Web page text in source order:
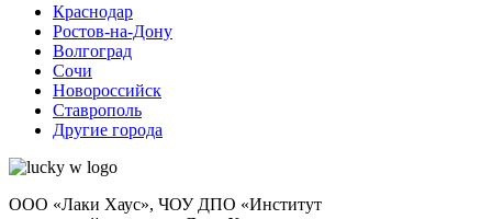
Краснодар
Ростов-на-Дону
Волгоград
Сочи
Новороссийск
Ставрополь
Другие города
ООО «Лаки Хаус», ЧОУ ДПО «Институт